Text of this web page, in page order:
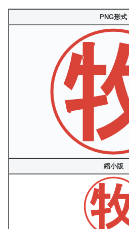
PNG形式
縮小版